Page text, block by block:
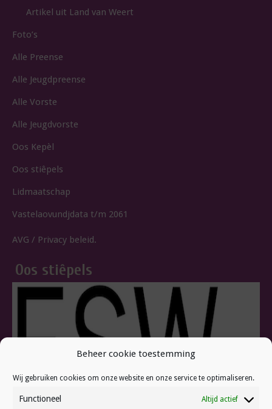
Beheer cookie toestemming
Wij gebruiken cookies om onze website en onze service te optimaliseren.
Functioneel Altijd actief
Artikel uit Land van Weert
Foto’s
Alle Preense
Alle Jeugdpreense
Alle Vorste
Alle Jeugdvorste
Oos Kepèl
Oos stiêpels
Lidmaatschap
Vastelaovundjdata t/m 2061
AVG / Privacy beleid.
Oos stiêpels